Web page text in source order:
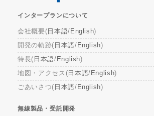
インタープランについて
会社概要( 日本語/ English)
開発の軌跡( 日本語/ English)
特長( 日本語/ English)
地図・アクセス( 日本語/ English)
ごあいさつ( 日本語/ English)
無線製品・受託開発